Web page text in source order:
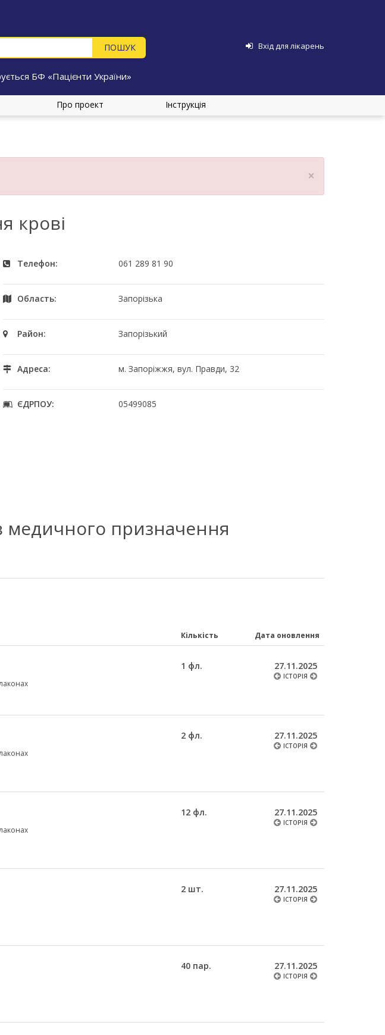
Вхід для лікарень
БФ «Пацієнти України»
Про проект Інструкція
×
крові
Телефон: 061 289 81 90
Область: Запорізька
Район: Запорізький
Адреса: м. Запоріжжя, вул. Правди, 32
ЄДРПОУ: 05499085
медичного призначення
Кількість Дата оновлення
1 фл. 27.11.2025
ІСТОРІЯ
2 фл. 27.11.2025
ІСТОРІЯ
12 фл. 27.11.2025
ІСТОРІЯ
2 шт. 27.11.2025
ІСТОРІЯ
40 пар. 27.11.2025
ІСТОРІЯ